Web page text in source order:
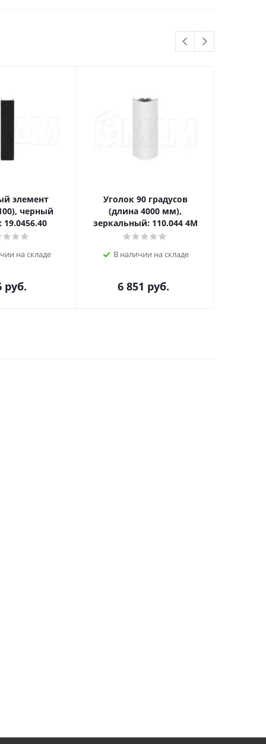
элемент
черный
на складе
руб.
Уголок 90 градусов
(длина 4000 мм),
зеркальный: 110.044 4M
В наличии на складе
6 851 руб.